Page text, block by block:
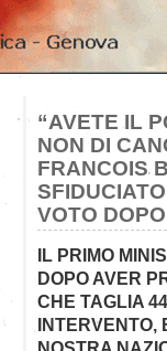
“AVETE IL
NON DI
FRANCOIS
VOTO
IL PRIMO
DOPO AVER
CHE TAGLIA
INTERVENTO,